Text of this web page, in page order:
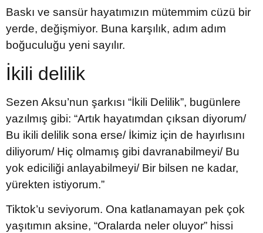
Baskı ve sansür hayatımızın mütemmim cüzü bir
yerde, değişmiyor. Buna karşılık, adım adım
boğuculuğu yeni sayılır.
İkili delilik
Sezen Aksu’nun şarkısı “İkili Delilik”, bugünlere
yazılmış gibi: “Artık hayatımdan çıksan diyorum/
Bu ikili delilik sona erse/ İkimiz için de hayırlısını
diliyorum/ Hiç olmamış gibi davranabilmeyi/ Bu
yok ediciliği anlayabilmeyi/ Bir bilsen ne kadar,
yürekten istiyorum.”
Tiktok’u seviyorum. Ona katlanamayan pek çok
yaşıtımın aksine, “Oralarda neler oluyor” hissi